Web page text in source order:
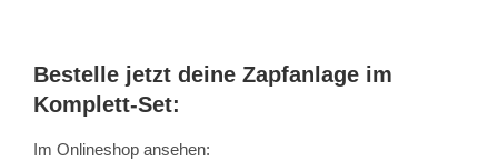
Bestelle jetzt deine Zapfanlage im
Komplett-Set:
Im Onlineshop ansehen: